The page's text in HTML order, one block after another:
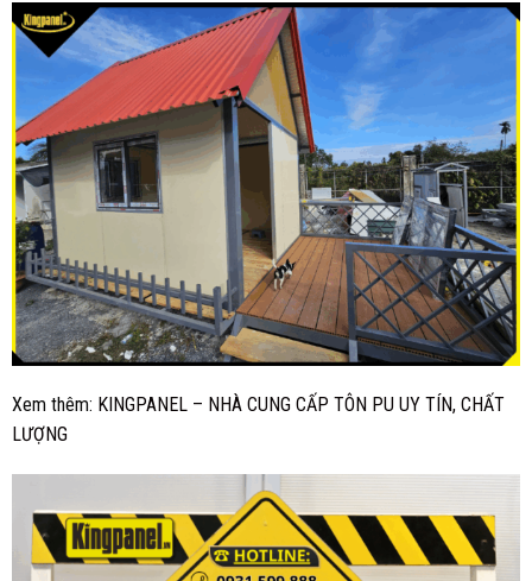
Xem thêm: KINGPANEL – NHÀ CUNG CẤP TÔN PU UY TÍN, CHẤT
LƯỢNG